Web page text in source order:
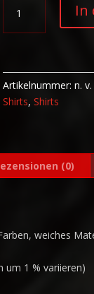
Tank-
Top
In
Artikelnummer:n. v.
Shirts,Shirts
(0)
weiches
um 1 % variieren)